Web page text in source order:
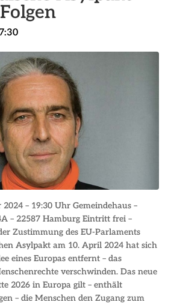
– 19:30 Uhr Gemeindehaus –
– 22587 Hamburg Eintritt frei –
Zustimmung des EU-Parlaments
Asylpakt am 10. April 2024 hat sich
eines Europas entfernt – das
verschwinden. Das neue
2026 in Europa gilt – enthält
– die Menschen den Zugang zum